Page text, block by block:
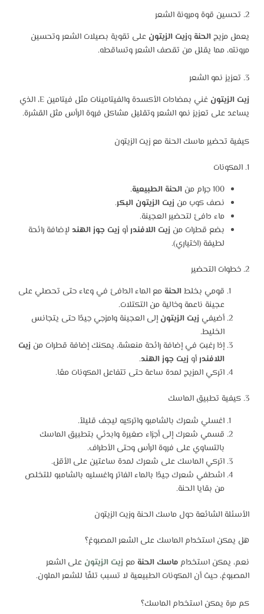
2. تحسين قوة ومرونة الشعر
يعمل مزيجالحنة وزيت الزيتون على تقوية بصيلات الشعر وتحسين
مرونته، مما يقلل من تقصف الشعر وتساقطه.
3. تعزيز نمو الشعر
زيت الزيتون
غني بمضادات الأكسدة والفيتامينات مثل فيتامين E، الذي
يساعد على تعزيز نمو الشعر وتقليل مشاكل فروة الرأس مثل القشرة.
كيفية تحضير ماسك الحنة مع زيت الزيتون
1. المكونات
100 جرام من
الحنة الطبيعية.
نصف كوب من زيت الزيتون البكر.
ماء دافئ لتحضير العجينة.
بضع قطرات من زيت اللافندرأو زيت جوز الهند لإضافة رائحة
لطيفة (اختياري).
2. خطوات التحضير
قومي بخلطالحنة مع الماء الدافئ في وعاء حتى تحصلي على
عجينة ناعمة وخالية من التكتلات.
أضيفي زيت الزيتون إلى العجينة وامزجي جيدًا حتى يتجانس
الخليط.
إذا رغبتِ في إضافة رائحة منعشة، يمكنك إضافة قطرات من زيت
اللافندرأو زيت جوز الهند.
اتركي المزيج لمدة ساعة حتى تتفاعل المكونات معًا.
3. كيفية تطبيق الماسك
اغسلي شعرك بالشامبو واتركيه ليجف قليلاً.
قسمي شعرك إلى أجزاء صغيرة وابدئي بتطبيق الماسك
بالتساوي على فروة الرأس وحتى الأطراف.
اتركي الماسك على شعرك لمدة ساعتين على الأقل.
اشطفي شعرك جيدًا بالماء الفاتر واغسليه بالشامبو للتخلص
من بقايا الحنة.
الأسئلة الشائعة حول ماسك الحنة وزيت الزيتون
هل يمكن استخدام الماسك على الشعر المصبوغ؟
نعم، يمكن استخدام ماسك الحنة مع زيت الزيتون على الشعر
المصبوغ، حيث أن المكونات الطبيعية لا تسبب تلفًا للشعر الملون.
كم مرة يمكن استخدام الماسك؟